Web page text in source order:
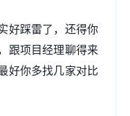
好踩雷了，还得你
跟项目经理聊得来
好你多找几家对比